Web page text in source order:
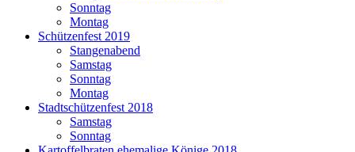
Sonntag
Montag
Schützenfest 2019
Stangenabend
Samstag
Sonntag
Montag
Stadtschützenfest 2018
Samstag
Sonntag